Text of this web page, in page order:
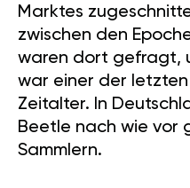
Marktes
zwischen den
waren dort gefragt,
war einer der
Zeitalter. In
Beetle nach wie vor
Sammlern.